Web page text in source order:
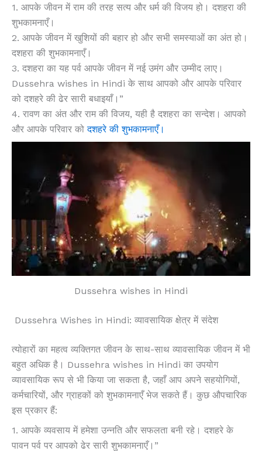
1. आपके जीवन में राम की तरह सत्य और धर्म की विजय हो। दशहरा की
शुभकामनाएँ।
2. आपके जीवन में खुशियों की बहार हो और सभी समस्याओं का अंत हो।
दशहरा की शुभकामनाएँ।
3. दशहरा का यह पर्व आपके जीवन में नई उमंग और उम्मीद लाए।
Dussehra wishes in Hindi के साथ आपको और आपके परिवार
को दशहरे की ढेर सारी बधाइयाँ।”
4. रावण का अंत और राम की विजय, यही है दशहरा का सन्देश। आपको
और आपके परिवार कोदशहरे की शुभकामनाएँ।
Dussehra wishes in Hindi
Dussehra Wishes in Hindi: व्यावसायिक क्षेत्र में संदेश
त्योहारों का महत्व व्यक्तिगत जीवन के साथ-साथ व्यावसायिक जीवन में भी
बहुत अधिक है। Dussehra wishes in Hindi का उपयोग
व्यावसायिक रूप से भी किया जा सकता है, जहाँ आप अपने सहयोगियों,
कर्मचारियों, और ग्राहकों को शुभकामनाएँ भेज सकते हैं। कुछ औपचारिक
इस प्रकार हैं:
1. आपके व्यवसाय में हमेशा उन्नति और सफलता बनी रहे। दशहरे के
पावन पर्व पर आपको ढेर सारी शुभकामनाएँ।”